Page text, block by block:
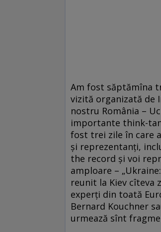
Am fost săptămîna
vizită organizată de
nostru România –
importante think-
fost trei zile în care
şi reprezentanţi,
the record şi voi
amploare –
reunit la Kiev cîteva
experţi din toată
Bernard Kouchner
urmează sînt